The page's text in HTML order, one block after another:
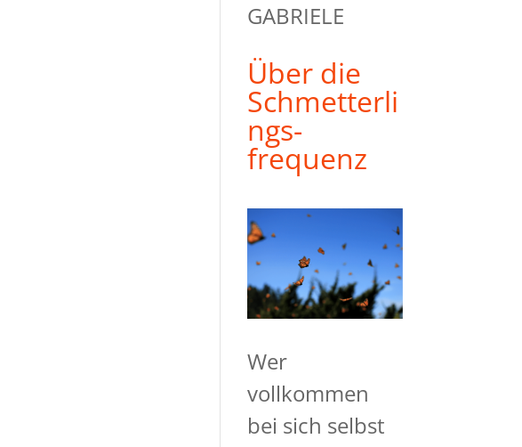
GABRIELE
Über die
Schmetterli
ngs-
frequenz
Wer
vollkommen
bei sich selbst